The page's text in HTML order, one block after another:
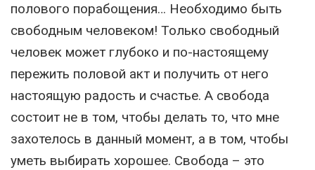
полового порабощения… Необходимо быть
свободным человеком! Только свободный
человек может глубоко и по-настоящему
пережить половой акт и получить от него
настоящую радость и счастье. А свобода
состоит не в том, чтобы делать то, что мне
захотелось в данный момент, а в том, чтобы
уметь выбирать хорошее. Свобода – это